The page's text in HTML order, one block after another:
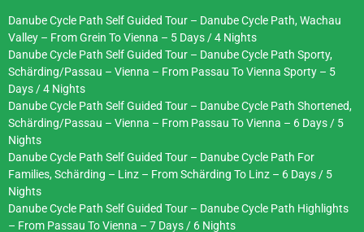
Danube Cycle Path Self Guided Tour – Danube Cycle Path, Wachau
Valley – From Grein To Vienna – 5 Days / 4 Nights
Danube Cycle Path Self Guided Tour – Danube Cycle Path Sporty,
Schärding/Passau – Vienna – From Passau To Vienna Sporty – 5
Days / 4 Nights
Danube Cycle Path Self Guided Tour – Danube Cycle Path Shortened,
Schärding/Passau – Vienna – From Passau To Vienna – 6 Days / 5
Nights
Danube Cycle Path Self Guided Tour – Danube Cycle Path For
Families, Schärding – Linz – From Schärding To Linz – 6 Days / 5
Nights
Danube Cycle Path Self Guided Tour – Danube Cycle Path Highlights
– From Passau To Vienna – 7 Days / 6 Nights